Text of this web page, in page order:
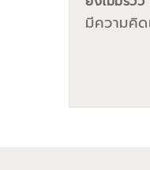
มีความคิ